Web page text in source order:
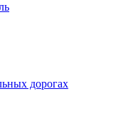
дорогах